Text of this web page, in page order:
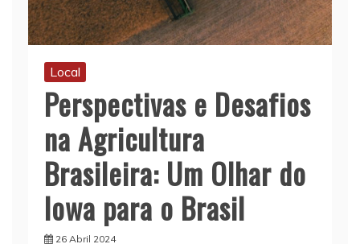
Local
Perspectivas e Desafios
na Agricultura
Brasileira: Um Olhar do
Iowa para o Brasil
26 Abril 2024